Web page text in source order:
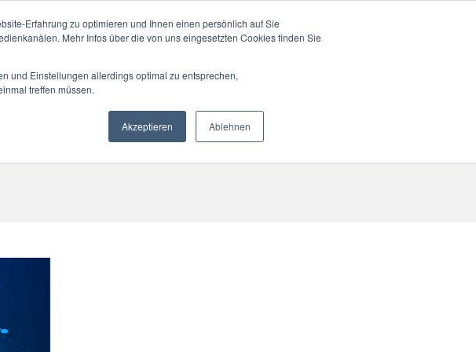
Erfahrung zu optimieren und Ihnen einen persönlich auf Sie
Mehr Infos über die von uns eingesetzten Cookies finden Sie
und Einstellungen allerdings optimal zu entsprechen,
treffen müssen.
Akzeptieren Ablehnen
ESG+GEG